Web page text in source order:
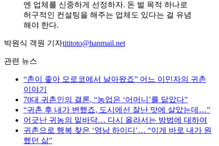
엔 업체를 신중하게 선정하자. 돈 벌 목적 하나로
허구적인 컨설팅을 해주는 업체도 있다는 걸 유념
해야 한다.
박원식 객원 기자tititoto@hanmail.net
관련 뉴스
“촌이 좋아 모로코에서 날아왔죠” 어느 이민자의 귀촌
이야기
70대 귀촌인의 결론, “농업은 ‘어머니’를 닮았다”
“귀촌 후 내가 변했죠, 도시에선 잘난 맛에 살았는데…”
어긋난 귀농의 밑바닥… 다시 올라서는 방법에 대하여
귀촌으로 행복 찾은 ‘영남 하이디’… “이게 바로 내가 원
했던 삶”